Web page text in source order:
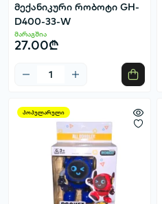
მექანიკური რობოტი GH-
D400-33-W
მარაგშია
27.00₾
პოპულარული